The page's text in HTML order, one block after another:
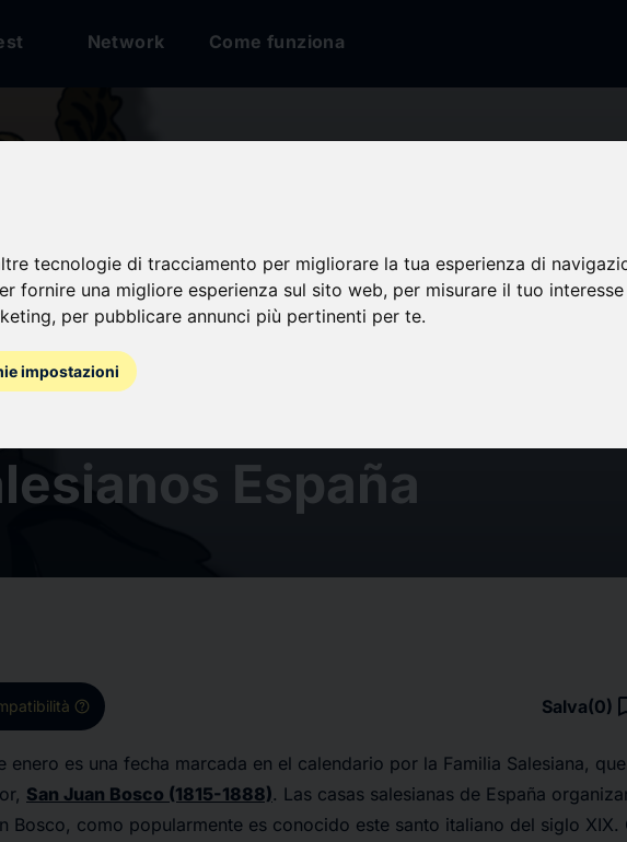
tecnologie di tracciamento per migliorare la tua esperienza di
fornire una migliore esperienza sul sito web, per misurare il tuo
, per pubblicare annunci più pertinenti per te.
impostazioni
Network Come funziona
2025
de fiesta! Hoy
España
help Salva(0)
enero es una fecha marcada en el calendario por la Familia Salesiana,
San Juan Bosco (1815-1888). Las casas salesianas de España
Bosco, como popularmente es conocido este santo italiano del siglo XIX.